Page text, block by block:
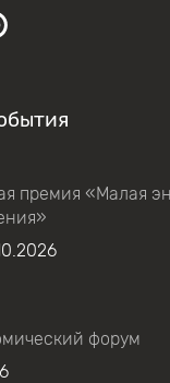
премия «Малая
форум